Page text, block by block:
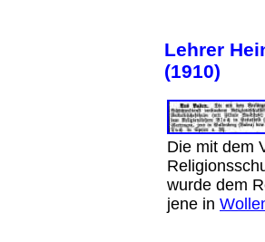
Lehrer
(1910)
Die mit dem
wurde dem
jene in